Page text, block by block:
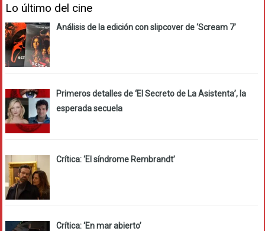
Lo último del cine
Análisis de la edición con slipcover de ‘Scream 7’
Primeros detalles de ‘El Secreto de La Asistenta’, la
esperada secuela
Crítica: ‘El síndrome Rembrandt’
Crítica: ‘En mar abierto’